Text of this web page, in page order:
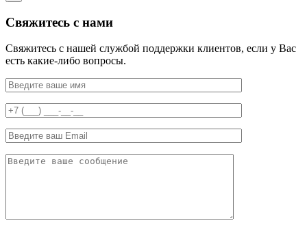
Свяжитесь с нами
Свяжитесь с нашей службой поддержки клиентов, если у Вас
есть какие-либо вопросы.